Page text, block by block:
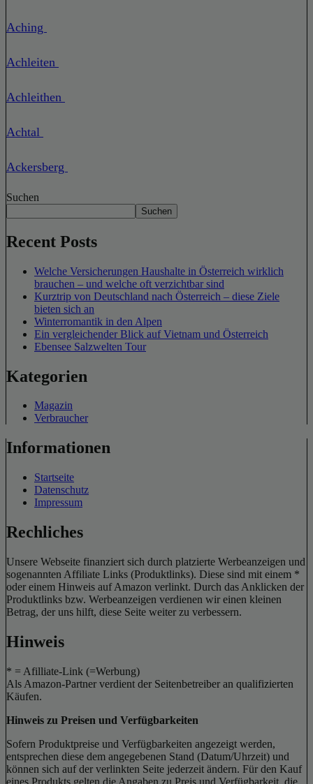
Aching
Achleiten
Achleithen
Achtal
Ackersberg
Suchen
Suchen
Recent Posts
Welche Versicherungen Haushalte in Österreich wirklich
brauchen – und welche oft verzichtbar sind
Kurztrip von Deutschland nach Österreich – diese Ziele
bieten sich an
Winterromantik in den Alpen
Ein vergleichender Blick auf Vietnam und Österreich
Ebensee Salzwelten Tour
Kategorien
Magazin
Verbraucher
Informationen
Startseite
Datenschutz
Impressum
Rechliches
Unsere Webseite finanziert sich durch platzierte Werbeanzeigen und
sogenannten Affiliate Links (Produktlinks). Diese sind mit einem *
oder einem Hinweis auf Amazon verlinkt. Durch das Anklicken der
Produktlinks bzw. Werbeanzeigen verdienen wir einen kleinen
Betrag, der uns hilft, diese Seite weiter zu verbessern.
Hinweis
* = Afilliate-Link (=Werbung)
Als Amazon-Partner verdient der Seitenbetreiber an qualifizierten
Käufen.
Hinweis zu Preisen und Verfügbarkeiten
Sofern Produktpreise und Verfügbarkeiten angezeigt werden,
entsprechen diese dem angegebenen Stand (Datum/Uhrzeit) und
können sich auf der verlinkten Seite jederzeit ändern. Für den Kauf
eines Produkts gelten die Angaben zu Preis und Verfügbarkeit, die